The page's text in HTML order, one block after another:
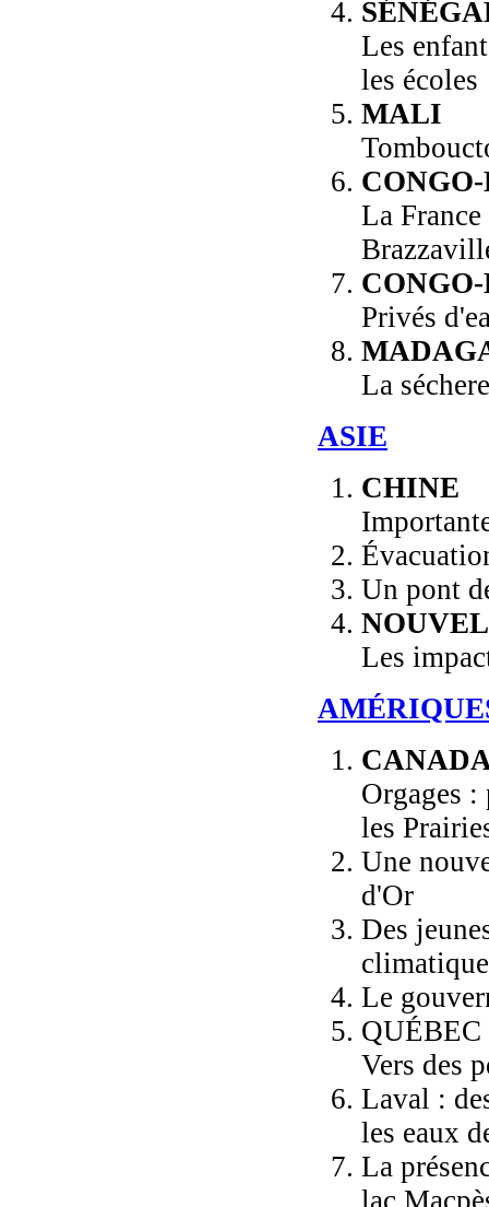
Les
les écoles
MALI
La
Privés
La
ASIE
CHINE
Un pont
Les
Orgages
les
Une
d'Or
Des
climatique
Le
QUÉBEC
Vers des
Laval :
les eaux
La